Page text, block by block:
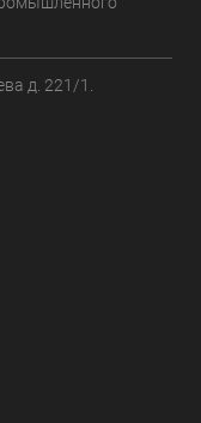
д. 221/1.